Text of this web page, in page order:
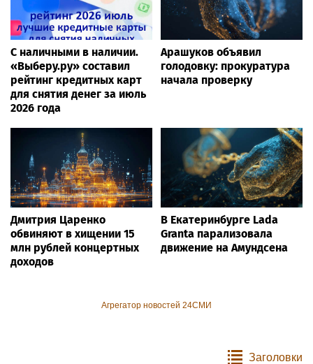
С наличными в наличии.
«Выберу.ру» составил
рейтинг кредитных карт
для снятия денег за июль
2026 года
Арашуков объявил
голодовку: прокуратура
начала проверку
Дмитрия Царенко
обвиняют в хищении 15
млн рублей концертных
доходов
В Екатеринбурге Lada
Granta парализовала
движение на Амундсена
Агрегатор новостей 24СМИ
Заголовки